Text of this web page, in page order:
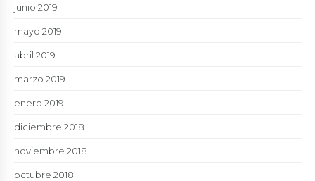
junio 2019
mayo 2019
abril 2019
marzo 2019
enero 2019
diciembre 2018
noviembre 2018
octubre 2018